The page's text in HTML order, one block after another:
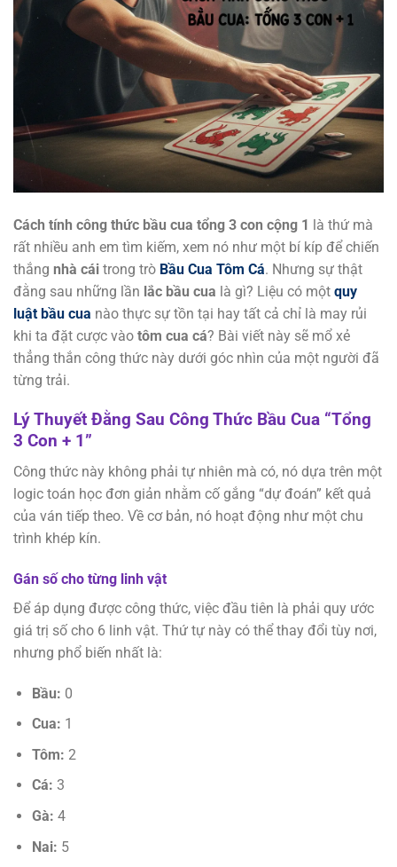
Cách tính công thức bầu cua tổng 3 con cộng 1 là thứ mà
rất nhiều anh em tìm kiếm, xem nó như một bí kíp để chiến
thắng nhà cái trong trò Bầu Cua Tôm Cá. Nhưng sự thật
đằng sau những lần lắc bầu cua là gì? Liệu có một quy
luật bầu cua nào thực sự tồn tại hay tất cả chỉ là may rủi
khi ta đặt cược vào tôm cua cá? Bài viết này sẽ mổ xẻ
thẳng thắn công thức này dưới góc nhìn của một người đã
từng trải.
Lý Thuyết Đằng Sau Công Thức Bầu Cua “Tổng
3 Con + 1”
Công thức này không phải tự nhiên mà có, nó dựa trên một
logic toán học đơn giản nhằm cố gắng “dự đoán” kết quả
của ván tiếp theo. Về cơ bản, nó hoạt động như một chu
trình khép kín.
Gán số cho từng linh vật
Để áp dụng được công thức, việc đầu tiên là phải quy ước
giá trị số cho 6 linh vật. Thứ tự này có thể thay đổi tùy nơi,
nhưng phổ biến nhất là:
Bầu: 0
Cua: 1
Tôm: 2
Cá: 3
Gà: 4
Nai: 5